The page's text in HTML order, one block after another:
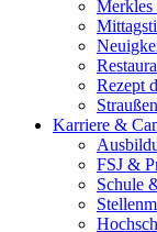
Merkles
Rezept
Karriere &
FSJ &
Schule